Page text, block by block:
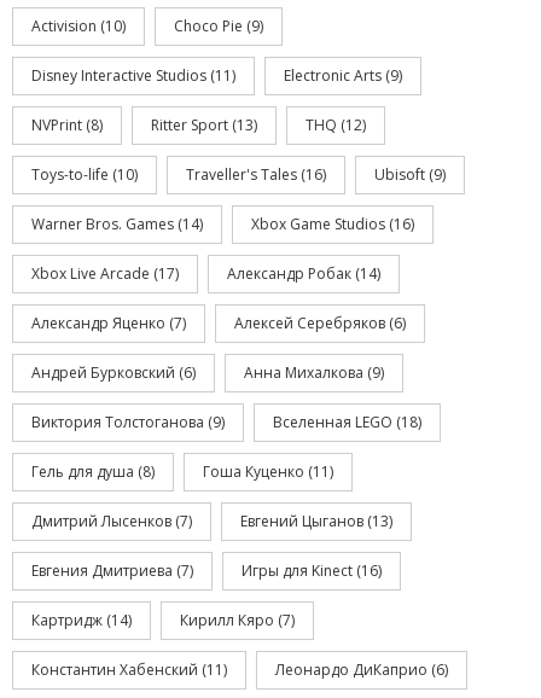
Activision (10) Choco Pie (9)
Disney Interactive Studios (11) Electronic Arts (9)
NVPrint (8) Ritter Sport (13) THQ (12)
Toys-to-life (10) Traveller's Tales (16) Ubisoft (9)
Warner Bros. Games (14) Xbox Game Studios (16)
Xbox Live Arcade (17) Александр Робак (14)
Александр Яценко (7) Алексей Серебряков (6)
Андрей Бурковский (6) Анна Михалкова (9)
Виктория Толстоганова (9) Вселенная LEGO (18)
Гель для душа (8) Гоша Куценко (11)
Дмитрий Лысенков (7) Евгений Цыганов (13)
Евгения Дмитриева (7) Игры для Kinect (16)
Картридж (14) Кирилл Кяро (7)
Константин Хабенский (11) Леонардо ДиКаприо (6)